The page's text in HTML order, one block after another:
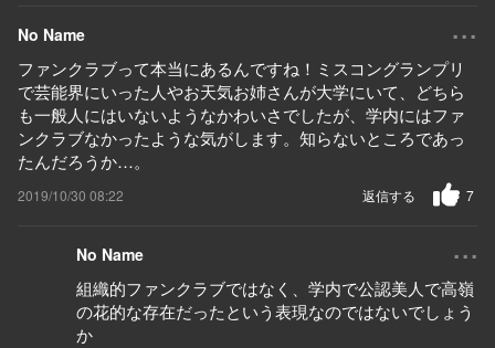
No Name ...
ファンクラブって本当にあるんですね！ミスコングランプリ
で芸能界にいった人やお天気お姉さんが大学にいて、どちら
も一般人にはいないようなかわいさでしたが、学内にはファ
ンクラブなかったような気がします。知らないところであっ
たんだろうか…。
2019/10/30 08:22 7
返信する
No Name ...
組織的ファンクラブではなく、学内で公認美人で高嶺
の花的な存在だったという表現なのではないでしょう
か